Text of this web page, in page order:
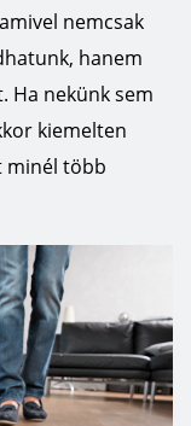
nemcsak
hanem
Ha nekünk sem
kiemelten
minél több